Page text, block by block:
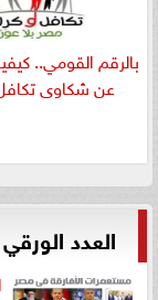
بالرقم القومي..
عن شكاوى
العدد الورقي